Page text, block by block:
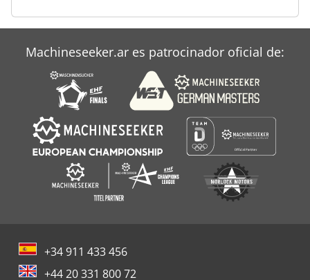
Machineseeker.ar es patrocinador oficial de:
+34 911 433 456
+44 20 331 800 72